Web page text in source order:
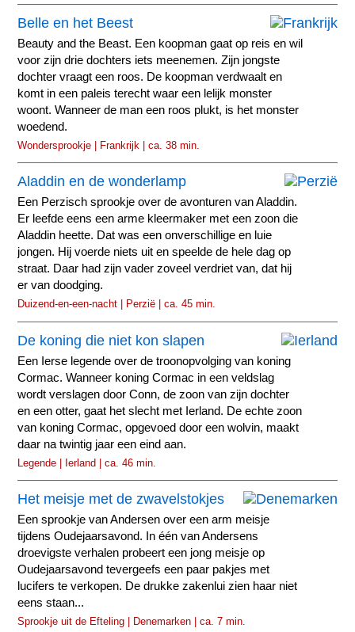
Belle en het Beest
Beauty and the Beast. Een koopman gaat op reis en wil
voor zijn drie dochters iets meenemen. Zijn jongste
dochter vraagt een roos. De koopman verdwaalt en
komt in een paleis terecht waar een lelijk monster
woont. Wanneer de man een roos plukt, is het monster
woedend.
Wondersprookje | Frankrijk | ca. 38 min.
Aladdin en de wonderlamp
Een Perzisch sprookje over de avonturen van Aladdin.
Er leefde eens een arme kleermaker met een zoon die
Aladdin heette. Dat was een onverschillige en luie
jongen. Hij voerde niets uit en speelde de hele dag op
straat. Daar had zijn vader zoveel verdriet van, dat hij
er van doodging.
Duizend-en-een-nacht | Perzië | ca. 45 min.
De koning die niet kon slapen
Een Ierse legende over de troonopvolging van koning
Cormac. Wanneer koning Cormac in een veldslag
wordt verslagen door Conn, de zoon van zijn dochter
en een otter, gaat het slecht met Ierland. De echte zoon
van koning Cormac, opgevoed door een wolvin, maakt
daar na twintig jaar een eind aan.
Legende | Ierland | ca. 46 min.
Het meisje met de zwavelstokjes
Een sprookje van Andersen over een arm meisje
tijdens Oudejaarsavond. In één van Andersens
droevigste verhalen probeert een jong meisje op
Oudejaarsavond tevergeefs een paar pakjes met
lucifers te verkopen. De drukke zakenlui zien haar niet
eens staan...
Sprookje uit de Efteling | Denemarken | ca. 7 min.